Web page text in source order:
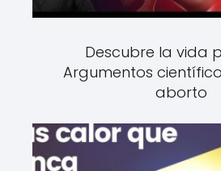
Descubre la vida
Argumentos
aborto